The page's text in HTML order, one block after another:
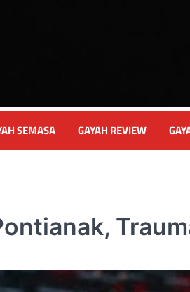
SEMASA GAYAH REVIEW